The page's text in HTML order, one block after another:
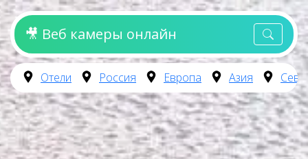
🎥 Веб камеры онлайн
Отели Россия Европа Азия